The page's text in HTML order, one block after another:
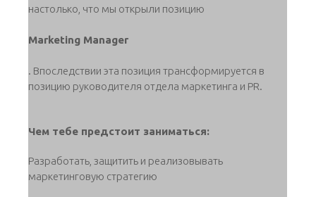
настолько, что мы открыли позицию
Marketing Manager
. Впоследствии эта позиция трансформируется в
позицию руководителя отдела маркетинга и PR.
Чем тебе предстоит заниматься:
Разработать, защитить и реализовывать
маркетинговую стратегию